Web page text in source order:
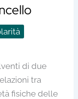
di due
tra
fisiche delle